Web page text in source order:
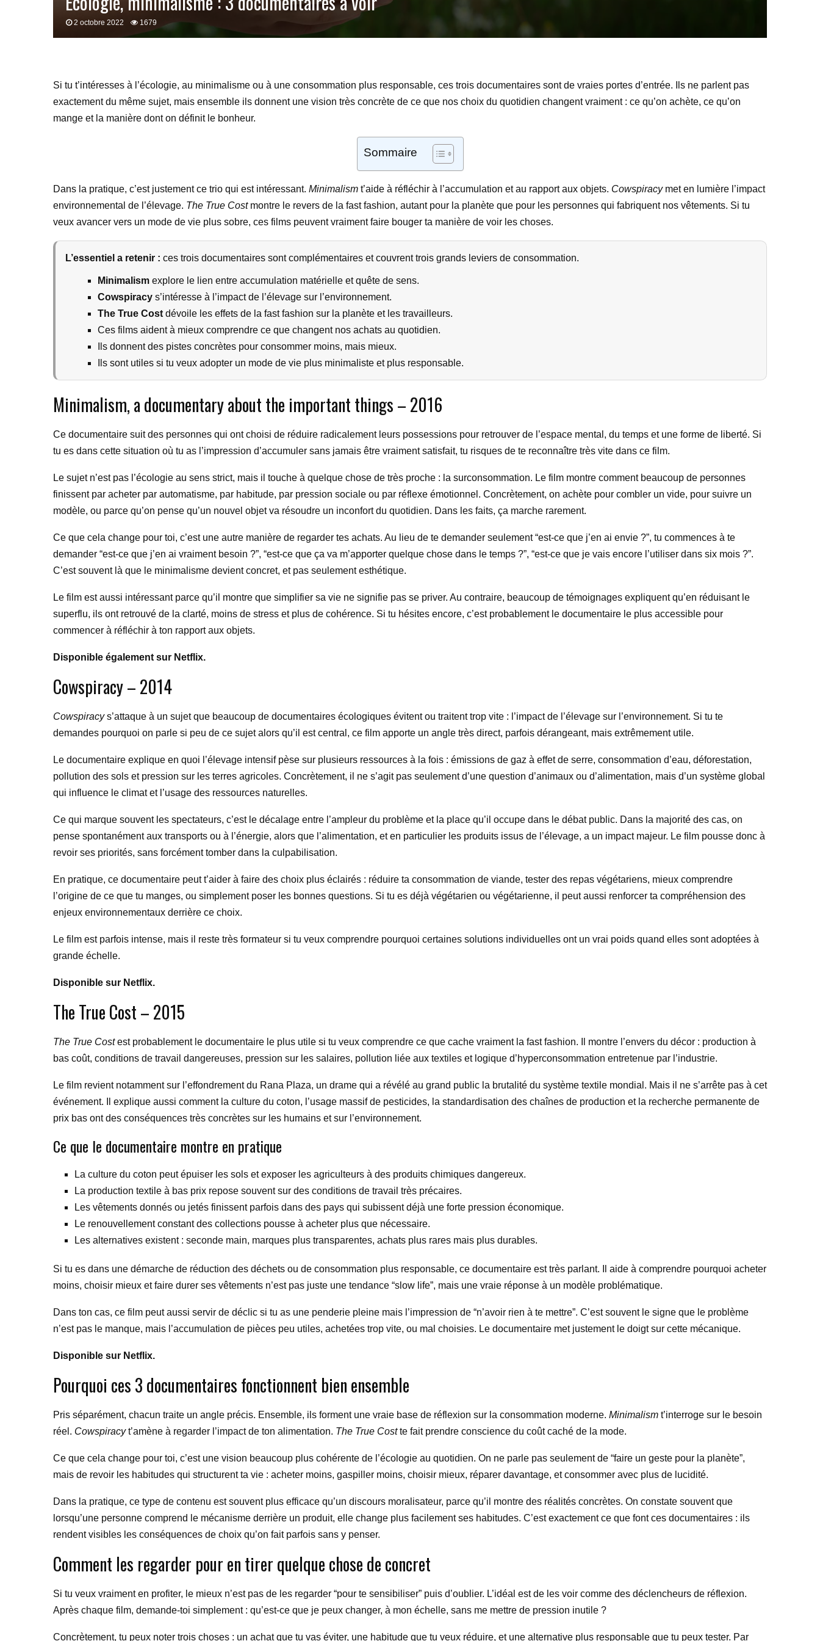
2 octobre 2022 1679
Si tu t’intéresses à l’écologie, au minimalisme ou à une consommation plus responsable, ces trois documentaires sont de vraies portes d’entrée. Ils ne parlent pas
exactement du même sujet, mais ensemble ils donnent une vision très concrète de ce que nos choix du quotidien changent vraiment : ce qu’on achète, ce qu’on
mange et la manière dont on définit le bonheur.
Sommaire
Dans la pratique, c’est justement ce trio qui est intéressant. Minimalism t’aide à réfléchir à l’accumulation et au rapport aux objets. Cowspiracymet en lumière l’impact
environnemental de l’élevage. The True Costmontre le revers de la fast fashion, autant pour la planète que pour les personnes qui fabriquent nos vêtements. Si tu
veux avancer vers un mode de vie plus sobre, ces films peuvent vraiment faire bouger ta manière de voir les choses.
L’essentiel a retenir : ces trois documentaires sont complémentaires et couvrent trois grands leviers de consommation.
Minimalism explore le lien entre accumulation matérielle et quête de sens.
Cowspiracy s’intéresse à l’impact de l’élevage sur l’environnement.
The True Cost dévoile les effets de la fast fashion sur la planète et les travailleurs.
Ces films aident à mieux comprendre ce que changent nos achats au quotidien.
Ils donnent des pistes concrètes pour consommer moins, mais mieux.
Ils sont utiles si tu veux adopter un mode de vie plus minimaliste et plus responsable.
Minimalism, a documentary about the important things – 2016
Ce documentaire suit des personnes qui ont choisi de réduire radicalement leurs possessions pour retrouver de l’espace mental, du temps et une forme de liberté. Si
tu es dans cette situation où tu as l’impression d’accumuler sans jamais être vraiment satisfait, tu risques de te reconnaître très vite dans ce film.
Le sujet n’est pas l’écologie au sens strict, mais il touche à quelque chose de très proche : la surconsommation. Le film montre comment beaucoup de personnes
finissent par acheter par automatisme, par habitude, par pression sociale ou par réflexe émotionnel. Concrètement, on achète pour combler un vide, pour suivre un
modèle, ou parce qu’on pense qu’un nouvel objet va résoudre un inconfort du quotidien. Dans les faits, ça marche rarement.
Ce que cela change pour toi, c’est une autre manière de regarder tes achats. Au lieu de te demander seulement “est-ce que j’en ai envie ?”, tu commences à te
demander “est-ce que j’en ai vraiment besoin ?”, “est-ce que ça va m’apporter quelque chose dans le temps ?”, “est-ce que je vais encore l’utiliser dans six mois ?”.
C’est souvent là que le minimalisme devient concret, et pas seulement esthétique.
Le film est aussi intéressant parce qu’il montre que simplifier sa vie ne signifie pas se priver. Au contraire, beaucoup de témoignages expliquent qu’en réduisant le
superflu, ils ont retrouvé de la clarté, moins de stress et plus de cohérence. Si tu hésites encore, c’est probablement le documentaire le plus accessible pour
commencer à réfléchir à ton rapport aux objets.
Disponible également sur Netflix.
Cowspiracy – 2014
Cowspiracys’attaque à un sujet que beaucoup de documentaires écologiques évitent ou traitent trop vite : l’impact de l’élevage sur l’environnement. Si tu te
demandes pourquoi on parle si peu de ce sujet alors qu’il est central, ce film apporte un angle très direct, parfois dérangeant, mais extrêmement utile.
Le documentaire explique en quoi l’élevage intensif pèse sur plusieurs ressources à la fois : émissions de gaz à effet de serre, consommation d’eau, déforestation,
pollution des sols et pression sur les terres agricoles. Concrètement, il ne s’agit pas seulement d’une question d’animaux ou d’alimentation, mais d’un système global
qui influence le climat et l’usage des ressources naturelles.
Ce qui marque souvent les spectateurs, c’est le décalage entre l’ampleur du problème et la place qu’il occupe dans le débat public. Dans la majorité des cas, on
pense spontanément aux transports ou à l’énergie, alors que l’alimentation, et en particulier les produits issus de l’élevage, a un impact majeur. Le film pousse donc à
revoir ses priorités, sans forcément tomber dans la culpabilisation.
En pratique, ce documentaire peut t’aider à faire des choix plus éclairés : réduire ta consommation de viande, tester des repas végétariens, mieux comprendre
l’origine de ce que tu manges, ou simplement poser les bonnes questions. Si tu es déjà végétarien ou végétarienne, il peut aussi renforcer ta compréhension des
enjeux environnementaux derrière ce choix.
Le film est parfois intense, mais il reste très formateur si tu veux comprendre pourquoi certaines solutions individuelles ont un vrai poids quand elles sont adoptées à
grande échelle.
Disponible sur Netflix.
The True Cost – 2015
The True Costest probablement le documentaire le plus utile si tu veux comprendre ce que cache vraiment la fast fashion. Il montre l’envers du décor : production à
bas coût, conditions de travail dangereuses, pression sur les salaires, pollution liée aux textiles et logique d’hyperconsommation entretenue par l’industrie.
Le film revient notamment sur l’effondrement du Rana Plaza, un drame qui a révélé au grand public la brutalité du système textile mondial. Mais il ne s’arrête pas à cet
événement. Il explique aussi comment la culture du coton, l’usage massif de pesticides, la standardisation des chaînes de production et la recherche permanente de
prix bas ont des conséquences très concrètes sur les humains et sur l’environnement.
Ce que le documentaire montre en pratique
La culture du coton peut épuiser les sols et exposer les agriculteurs à des produits chimiques dangereux.
La production textile à bas prix repose souvent sur des conditions de travail très précaires.
Les vêtements donnés ou jetés finissent parfois dans des pays qui subissent déjà une forte pression économique.
Le renouvellement constant des collections pousse à acheter plus que nécessaire.
Les alternatives existent : seconde main, marques plus transparentes, achats plus rares mais plus durables.
Si tu es dans une démarche de réduction des déchets ou de consommation plus responsable, ce documentaire est très parlant. Il aide à comprendre pourquoi acheter
moins, choisir mieux et faire durer ses vêtements n’est pas juste une tendance “slow life”, mais une vraie réponse à un modèle problématique.
Dans ton cas, ce film peut aussi servir de déclic si tu as une penderie pleine mais l’impression de “n’avoir rien à te mettre”. C’est souvent le signe que le problème
n’est pas le manque, mais l’accumulation de pièces peu utiles, achetées trop vite, ou mal choisies. Le documentaire met justement le doigt sur cette mécanique.
Disponible sur Netflix.
Pourquoi ces 3 documentaires fonctionnent bien ensemble
Pris séparément, chacun traite un angle précis. Ensemble, ils forment une vraie base de réflexion sur la consommation moderne. Minimalism t’interroge sur le besoin
réel. Cowspiracyt’amène à regarder l’impact de ton alimentation. The True Costte fait prendre conscience du coût caché de la mode.
Ce que cela change pour toi, c’est une vision beaucoup plus cohérente de l’écologie au quotidien. On ne parle pas seulement de “faire un geste pour la planète”,
mais de revoir les habitudes qui structurent ta vie : acheter moins, gaspiller moins, choisir mieux, réparer davantage, et consommer avec plus de lucidité.
Dans la pratique, ce type de contenu est souvent plus efficace qu’un discours moralisateur, parce qu’il montre des réalités concrètes. On constate souvent que
lorsqu’une personne comprend le mécanisme derrière un produit, elle change plus facilement ses habitudes. C’est exactement ce que font ces documentaires : ils
rendent visibles les conséquences de choix qu’on fait parfois sans y penser.
Comment les regarder pour en tirer quelque chose de concret
Si tu veux vraiment en profiter, le mieux n’est pas de les regarder “pour te sensibiliser” puis d’oublier. L’idéal est de les voir comme des déclencheurs de réflexion.
Après chaque film, demande-toi simplement : qu’est-ce que je peux changer, à mon échelle, sans me mettre de pression inutile ?
Concrètement, tu peux noter trois choses : un achat que tu vas éviter, une habitude que tu veux réduire, et une alternative plus responsable que tu peux tester. Par